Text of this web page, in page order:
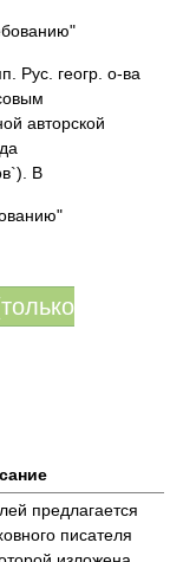
Рус. геогр. о-ва
авторской
В
предлагается
писателя